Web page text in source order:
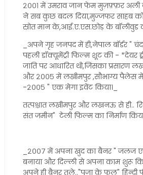
२००१ में उमराव जान फेम मुज़फ़्फ़र
ने सब कुछ बदल दिया,मुज्जफर साहब को
स्रोत मान के,आई.ए.एस.छोड़ के बॉलीवुड
_अपने गृह जनपद में ही,नेपाल बॉर्डर "
पहली डॉक्यूमेंट्री फिल्म शूट की - *देयर
जाति पर आधारित थी,जिसका प्रसारण
और २००५ में लखीमपुर ,सौभाग्य पैलेस
-२००५ " एक मेगा इवेंट किया।_
तत्पश्चात लखीमपुर और लखनऊ से ही..
संत जमीन" टेली फिल्म का निर्माण
_२००७ में अपना खुद का बैनर " जलज
बनाया और दिल्ली से अपना काम शुरू
अपने ही बैनर तले.."पूजा के फूल" हिन्दी